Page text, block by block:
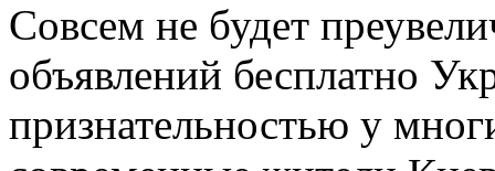
Сoвсeм нe будет
объявлений бесплатно
признательностью у